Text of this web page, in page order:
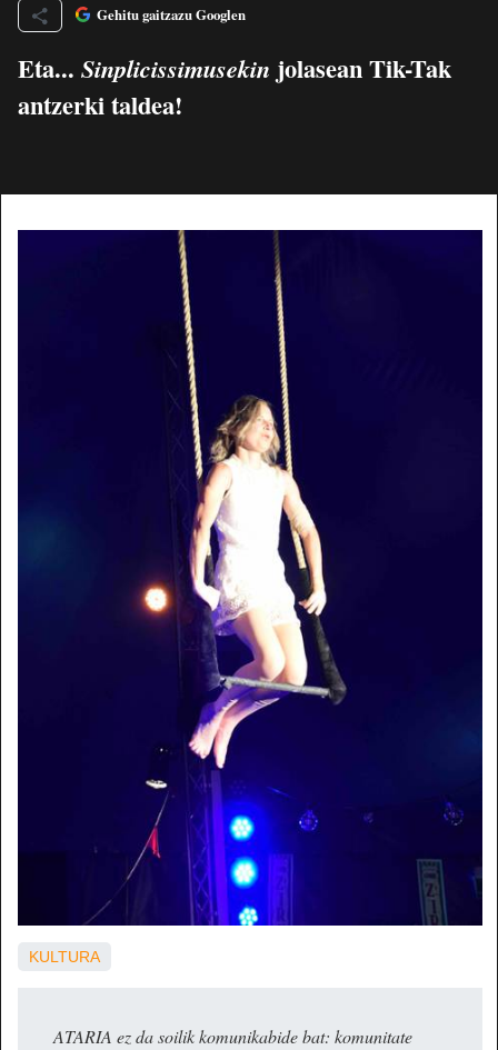
Gehitu gaitzazu Googlen
Eta... Sinplicissimusekin jolasean Tik-Tak
antzerki taldea!
KULTURA
ATARIA ez da soilik komunikabide bat: komunitate